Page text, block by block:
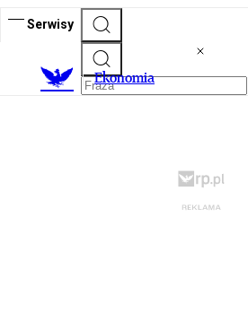
Serwisy
Ekonomia